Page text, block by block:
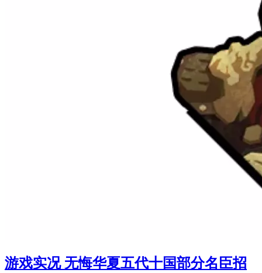
游戏实况 无悔华夏五代十国部分名臣招